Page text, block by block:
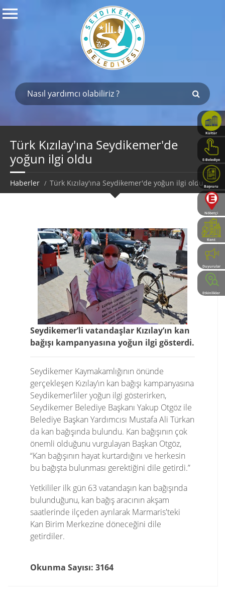
Kültür
Haritası
E-Belediye
Başvuru
Rehberi
Nöbetçi
Eczaneler
Kent
Rehberi
Duyurular
Etkinlikler
Türk Kızılay'ına Seydikemer'de
yoğun ilgi oldu
Haberler Türk Kızılay'ına Seydikemer'de yoğun ilgi oldu
Seydikemer’li vatandaşlar Kızılay’ın kan
bağışı kampanyasına yoğun ilgi gösterdi.
Seydikemer Kaymakamlığının önünde
gerçekleşen Kızılay’ın kan bağışı kampanyasına
Seydikemer’liler yoğun ilgi gösterirken,
Seydikemer Belediye Başkanı Yakup Otgöz ile
Belediye Başkan Yardımcısı Mustafa Ali Türkan
da kan bağışında bulundu. Kan bağışının çok
önemli olduğunu vurgulayan Başkan Otgöz,
“Kan bağışının hayat kurtardığını ve herkesin
bu bağışta bulunması gerektiğini dile getirdi.”
Yetkililer ilk gün 63 vatandaşın kan bağışında
bulunduğunu, kan bağış aracının akşam
saatlerinde ilçeden ayrılarak Marmaris'teki
Kan Birim Merkezine döneceğini dile
getirdiler.
Okunma Sayısı: 3164